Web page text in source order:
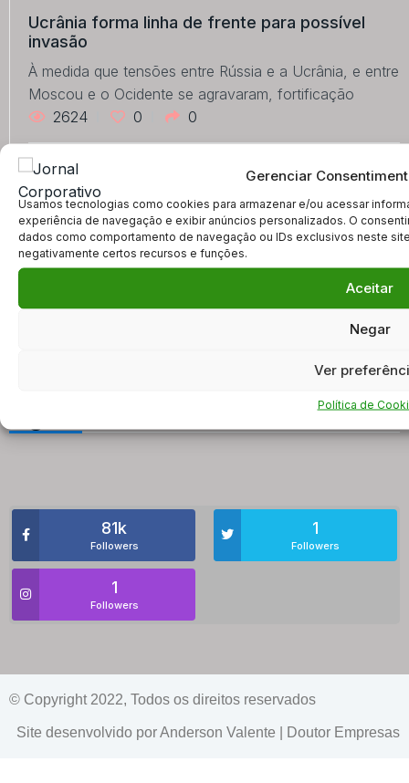
Gerenciar
Usamos tecnologias como cookies para armazenar e/ou acessar
experiência de navegação e exibir anúncios personalizados. O
dados como comportamento de navegação ou IDs exclusivos neste
negativamente certos recursos e funções.
Aceitar
Negar
Ver
Política de
Ucrânia forma linha de frente para possível
invasão
À medida que tensões entre Rússia e a Ucrânia, e entre
Moscou e o Ocidente se agravaram, fortificação
2624
0 0
10 de February de 2022
STF vota por arquivar inquérito de Renan
Calheiros…
PGR pediu o encerramento do caso, mas desistiu,
81k
Followers
1
Followers
1
Followers
© Copyright 2022, Todos os direitos reservados
Site desenvolvido por Anderson Valente | Doutor Empresas